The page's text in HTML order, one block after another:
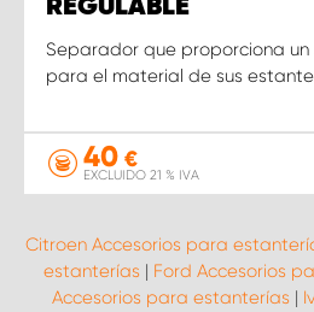
REGULABLE
Separador que proporciona
para el material de sus
40 €
EXCLUIDO 21 % IVA
Citroen Accesorios para
estanterías | Ford Accesorios
Accesorios para estanterías |